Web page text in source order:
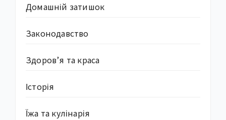
Домашній затишок
Законодавство
Здоров’я та краса
Історія
Їжа та кулінарія